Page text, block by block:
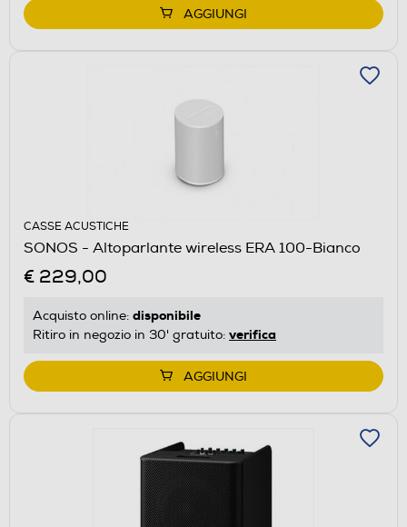
AGGIUNGI
CASSE ACUSTICHE
SONOS - Altoparlante wireless ERA 100-Bianco
€ 229,00
Acquisto online: disponibile
Ritiro in negozio in 30' gratuito: verifica
AGGIUNGI